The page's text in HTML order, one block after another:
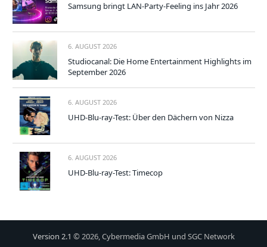
Samsung bringt LAN-Party-Feeling ins Jahr 2026
6. AUGUST 2026
Studiocanal: Die Home Entertainment Highlights im
September 2026
6. AUGUST 2026
UHD-Blu-ray-Test: Über den Dächern von Nizza
6. AUGUST 2026
UHD-Blu-ray-Test: Timecop
Version 2.1 © 2026, Cybermedia GmbH und SGC Network